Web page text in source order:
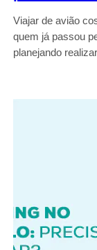
Viajar de avião
quem já passou
planejando